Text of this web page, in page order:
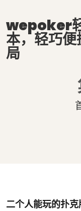
wepoker
本，轻巧
局
二个人能玩的扑